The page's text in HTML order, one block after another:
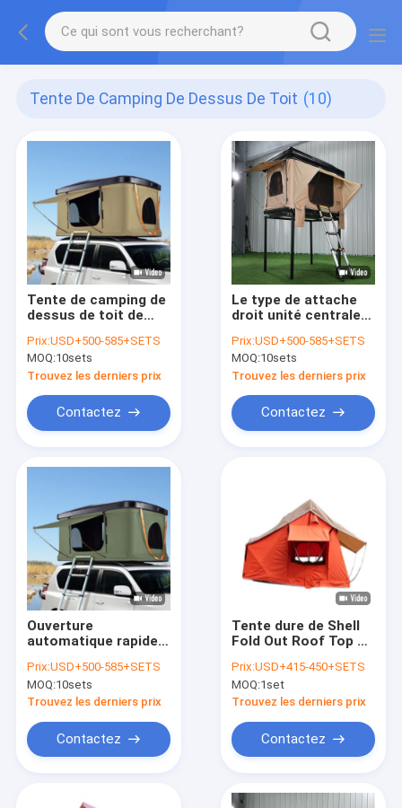
Tente De Camping De Dessus De Toit (10)
Tente de camping de
dessus de toit de
la voiture, 2 ou 3/3-4
personne dur Shell
Roof Top Tent
Prix:USD+500-585+SETS
MOQ:10sets
Trouvez les derniers prix
Contactez
Le type de attache
droit unité centrale
Shell Car Roof Tent a
enduit
Prix:USD+500-585+SETS
MOQ:10sets
Trouvez les derniers prix
Contactez
Ouverture
automatique rapide
de toit de camping
de personnes quatre-
saisons de la tente 2
Prix:USD+500-585+SETS
MOQ:10sets
Trouvez les derniers prix
Contactez
Tente dure de Shell
Fold Out Roof Top de
d'unité centrale de
toile
Prix:USD+415-450+SETS
MOQ:1set
Trouvez les derniers prix
Contactez